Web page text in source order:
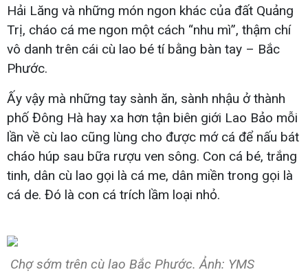
Hải Lăng và những món ngon khác của đất Quảng
Trị, cháo cá me ngon một cách “nhu mì”, thậm chí
vô danh trên cái cù lao bé tí bằng bàn tay – Bắc
Phước.
Ấy vậy mà những tay sành ăn, sành nhậu ở thành
phố Đông Hà hay xa hơn tận biên giới Lao Bảo mỗi
lần về cù lao cũng lùng cho được mớ cá để nấu bát
cháo húp sau bữa rượu ven sông. Con cá bé, trắng
tinh, dân cù lao gọi là cá me, dân miền trong gọi là
cá de. Đó là con cá trích lầm loại nhỏ.
Chợ sớm trên cù lao Bắc Phước. Ảnh: YMS